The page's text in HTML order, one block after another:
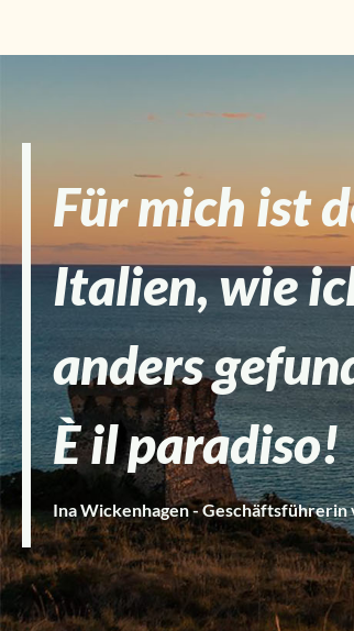
Für mich ist
Italien, wie
anders
È il paradiso!
Ina Wickenhagen - Geschäftsführerin